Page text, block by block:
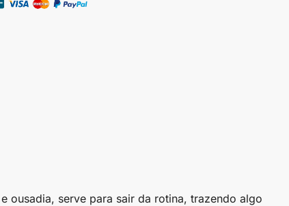
ousadia, serve para sair da rotina, trazendo algo